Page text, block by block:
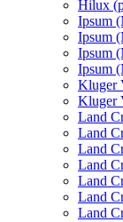
Hilux
Ipsum
Ipsum
Ipsum
Ipsum
Kluger
Kluger
Land
Land
Land
Land
Land
Land
Land